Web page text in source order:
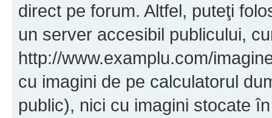
direct pe forum. Altfel, puteţi
un server accesibil publicului,
http://www.examplu.com/
cu imagini de pe calculatorul
public), nici cu imagini stocate